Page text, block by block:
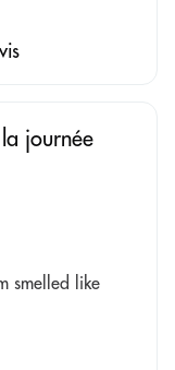
journée
smelled like